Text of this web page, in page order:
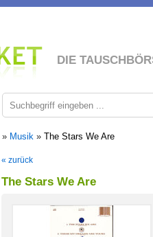
DIE
» Musik » The Stars We Are
« zurück
The Stars We Are